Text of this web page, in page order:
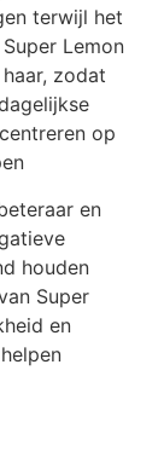
terwijl het
Lemon
zodat
op
en
houden
Super
en